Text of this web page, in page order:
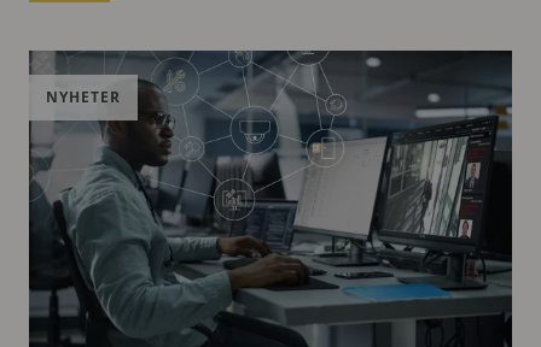
NYHETER